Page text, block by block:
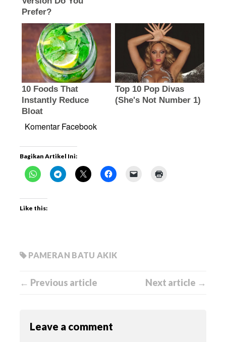
Komentar Facebook
Bagikan Artikel Ini:
Like this:
PAMERAN BATU AKIK
← Previous article Next article →
Leave a comment